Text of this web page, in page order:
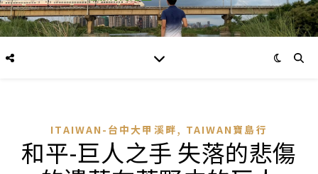
ITAIWAN-台中大甲溪畔, TAIWAN寶島行
和平-巨人之手 失落的悲傷